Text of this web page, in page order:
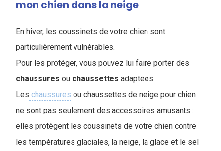
mon chien dans la neige
En hiver, les coussinets de votre chien sont
particulièrement vulnérables.
Pour les protéger, vous pouvez lui faire porter des
chaussures ou chaussettes adaptées.
Les chaussures ou chaussettes de neige pour chien
ne sont pas seulement des accessoires amusants :
elles protègent les coussinets de votre chien contre
les températures glaciales, la neige, la glace et le sel